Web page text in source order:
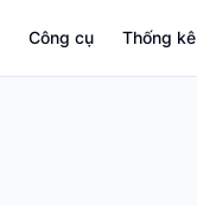
Công cụ Thống kê